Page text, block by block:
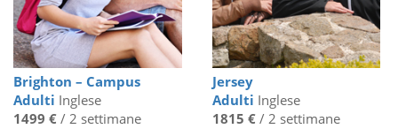
Brighton – Campus
Adulti Inglese
1499 € / 2 settimane
Jersey
Adulti Inglese
1815 €/ 2 settimane